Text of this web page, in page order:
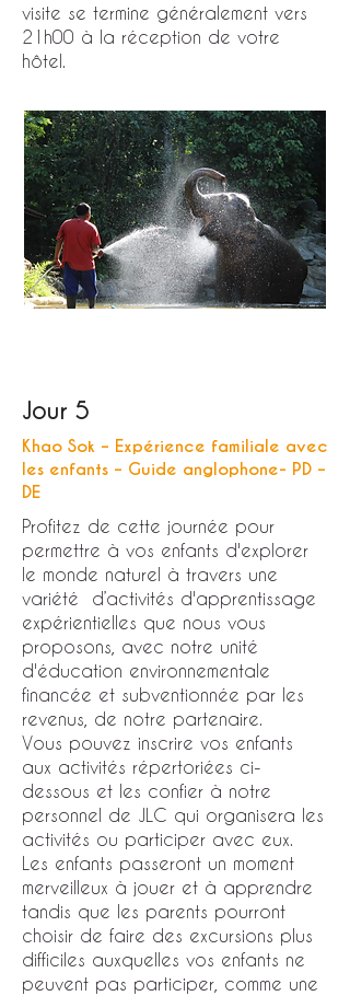
visite se termine généralement vers
21h00 à la réception de votre
hôtel.
Jour 5
Khao Sok – Expérience familiale avec
les enfants – Guide anglophone- PD –
DE
Profitez de cette journée pour
permettre à vos enfants d'explorer
le monde naturel à travers une
variété d’activités d'apprentissage
expérientielles que nous vous
proposons, avec notre unité
d'éducation environnementale
financée et subventionnée par les
revenus, de notre partenaire.
Vous pouvez inscrire vos enfants
aux activités répertoriées ci-
dessous et les confier à notre
personnel de JLC qui organisera les
activités ou participer avec eux.
Les enfants passeront un moment
merveilleux à jouer et à apprendre
tandis que les parents pourront
choisir de faire des excursions plus
difficiles auxquelles vos enfants ne
peuvent pas participer, comme une